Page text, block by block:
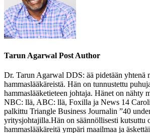
Tarun Agarwal Post Author
Dr. Tarun Agarwal DDS: ää pidetään yhtenä
hammaslääkäreistä. Hän on tunnustettu
hammaslääketieteen johtaja. Hänet on nähty
NBC: llä, ABC: llä, Foxilla ja News 14
palkittu Triangle Business Journalin ”40
yritysjohtajilla.Hän on säännöllisesti kutsuttu
hammaslääkäreitä ympäri maailmaa ja